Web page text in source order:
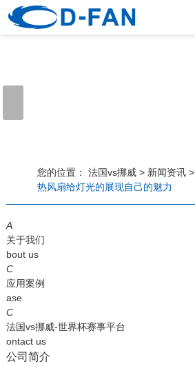
法国vs挪威
应用案例
工程案例
解决方案
新闻资讯
法国vs挪威
行业资讯
常见问题
法国vs挪威-世界杯赛事平台
您的位置： 法国vs挪威> 新闻资讯>
热风扇给灯光的展现自己的魅力
A
关于我们
bout us
C
应用案例
ase
C
法国vs挪威-世界杯赛事平台
ontact us
公司简介